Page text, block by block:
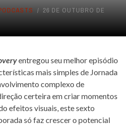
26 DE OUTUBRO DE
entregou seu melhor episódio
mais simples de Jornada
complexo de
certeira em criar momentos
efeitos visuais, este sexto
só faz crescer o potencial